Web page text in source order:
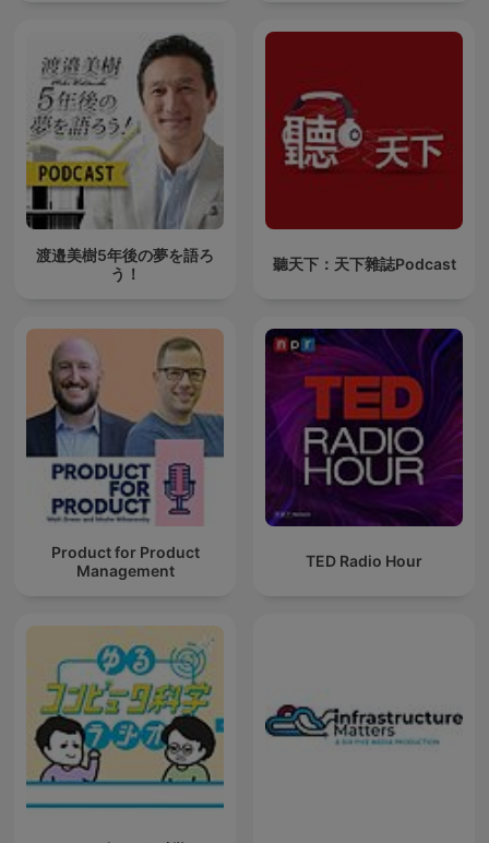
渡邉美樹5年後の夢を語ろ
う！
聽天下：天下雜誌Podcast
Product for Product
Management
TED Radio Hour